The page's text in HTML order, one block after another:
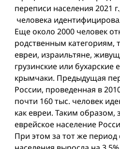
переписи населения 2021
человека
Еще около 2000 человек
родственным категориям,
евреи, израильтяне,
грузинские или бухарские
крымчаки. Предыдущая
России, проведенная в
почти 160 тыс. человек
как евреи. Таким образом,
еврейское население
При этом за тот же